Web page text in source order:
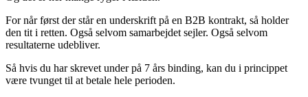
For når først der står en underskrift på en B2B kontrakt, så holder
den tit i retten. Også selvom samarbejdet sejler. Også selvom
resultaterne udebliver.
Så hvis du har skrevet under på 7 års binding, kan du i princippet
være tvunget til at betale hele perioden.